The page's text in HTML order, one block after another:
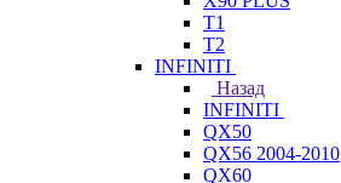
T1
T2
INFINITI
Назад
INFINITI
QX50
QX56 2004-2010
QX60